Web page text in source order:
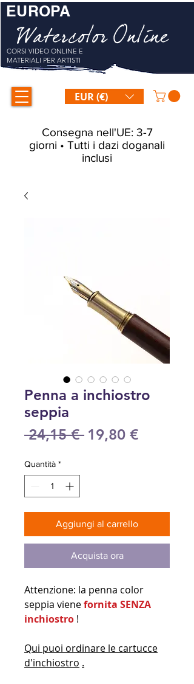
Watercolor Online
CORSI VIDEO ONLINE E
MATERIALI PER ARTISTI
EUR (€)
EUROPA
Consegna nell'UE: 3-7
giorni • Tutti i dazi doganali
inclusi
Penna a inchiostro
seppia
24,15 € Prezzo
19,80 €
Quantità *
Aggiungi al carrello
Acquista ora
Attenzione: la penna color
seppia vienefornita SENZA
inchiostro !
Qui puoi ordinare le cartucce
d'inchiostro .